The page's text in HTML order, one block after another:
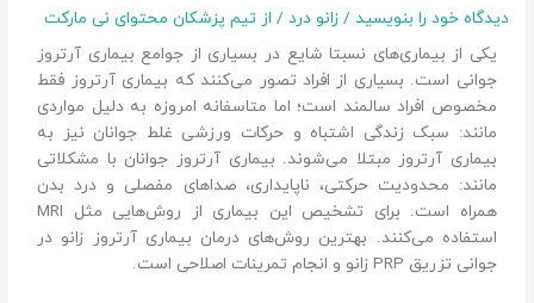
دیدگاه‌ خود را بنویسید / زانو درد / از تیم پزشکان محتوای نی مارکت
یکی از بیماری‌های نسبتا شایع در بسیاری از جوامع بیماری آرتروز
جوانی است. بسیاری از افراد تصور می‌کنند که بیماری آرتروز فقط
مخصوص افراد سالمند است؛ اما متاسفانه امروزه به دلیل مواردی
مانند: سبک زندگی اشتباه و حرکات ورزشی غلط جوانان نیز به
بیماری آرتروز مبتلا می‌شوند. بیماری آرتروز جوانان با مشکلاتی
مانند: محدودیت حرکتی، ناپایداری، صداهای مفصلی و درد بدن
همراه است. برای تشخیص این بیماری از روش‌هایی مثل MRI
استفاده می‌کنند. بهترین روش‌های درمان بیماری آرتروز زانو در
جوانی تزریق PRP زانو و انجام تمرینات اصلاحی است.